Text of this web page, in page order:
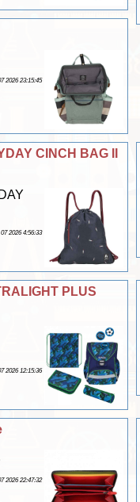
2026 23:15:45
CINCH BAG II
07 2026 4:56:33
PLUS
2026 12:15:36
2026 22:47:32